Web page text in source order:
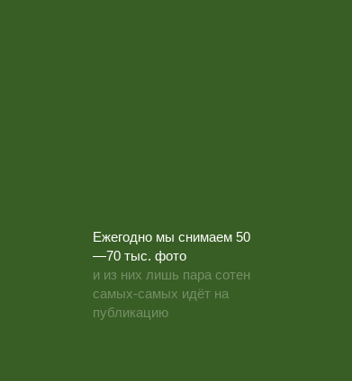
и из них лишь пара сотен
самых-самых идёт на
публикацию
Ежегодно мы снимаем 50
—70 тыс. фото